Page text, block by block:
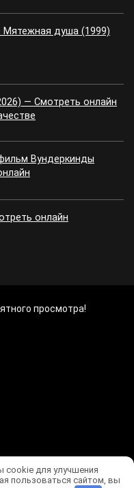
Мятежная душа (1999)
— Смотреть онлайн
Вундеркинды
онлайн
просмотра!
cookie для улучшения
пользоваться сайтом, вы